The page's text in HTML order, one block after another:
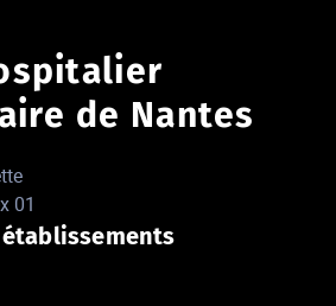
de Nantes
01